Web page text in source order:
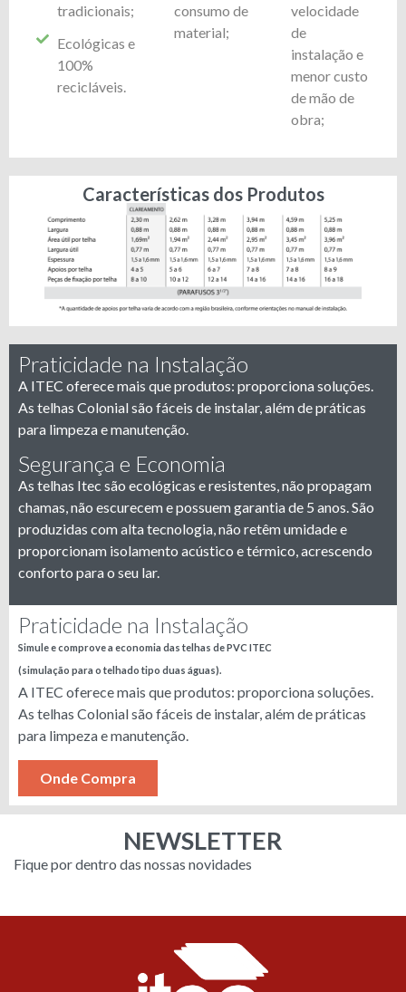
tradicionais;
Ecológicas e
100%
recicláveis.
consumo de
material;
velocidade
de
instalação e
menor custo
de mão de
obra;
Características dos Produtos
Praticidade na Instalação
A ITEC oferece mais que produtos: proporciona soluções.
As telhas Colonial são fáceis de instalar, além de práticas
para limpeza e manutenção.
Segurança e Economia
As telhas Itec são ecológicas e resistentes, não propagam
chamas, não escurecem e possuem garantia de 5 anos. São
produzidas com alta tecnologia, não retêm umidade e
proporcionam isolamento acústico e térmico, acrescendo
conforto para o seu lar.
Praticidade na Instalação
Simule e comprove a economia das telhas de PVC ITEC
(simulação para o telhado tipo duas águas).
A ITEC oferece mais que produtos: proporciona soluções.
As telhas Colonial são fáceis de instalar, além de práticas
para limpeza e manutenção.
Onde Compra
NEWSLETTER
Fique por dentro das nossas novidades